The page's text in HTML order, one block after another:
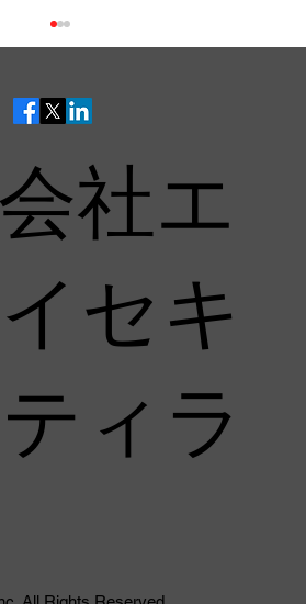
ミナー「ITmedia Security
に登壇します
社エ
セキ
ィラ